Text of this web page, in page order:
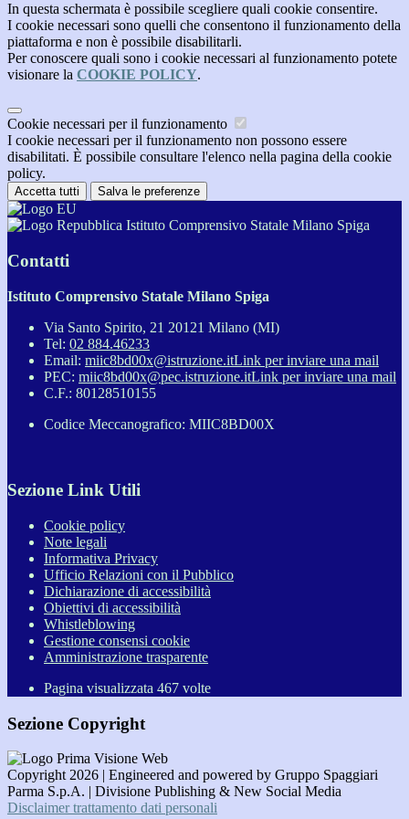
In questa schermata è possibile scegliere quali cookie consentire.
I cookie necessari sono quelli che consentono il funzionamento della
piattaforma e non è possibile disabilitarli.
Per conoscere quali sono i cookie necessari al funzionamento potete
visionare la COOKIE POLICY.
Cookie necessari per il funzionamento
I cookie necessari per il funzionamento non possono essere
disabilitati. È possibile consultare l'elenco nella pagina della cookie
policy.
Accetta tutti Salva le preferenze
Istituto Comprensivo Statale Milano Spiga
Contatti
Istituto Comprensivo Statale Milano Spiga
Via Santo Spirito, 21 20121 Milano (MI)
Tel: 02 884.46233
Email: miic8bd00x@istruzione.itLink per inviare una mail
PEC: miic8bd00x@pec.istruzione.itLink per inviare una mail
C.F.: 80128510155
Codice Meccanografico: MIIC8BD00X
Sezione Link Utili
Cookie policy
Note legali
Informativa Privacy
Ufficio Relazioni con il Pubblico
Dichiarazione di accessibilità
Obiettivi di accessibilità
Whistleblowing
Gestione consensi cookie
Amministrazione trasparente
Pagina visualizzata 467 volte
Sezione Copyright
Copyright 2026 | Engineered and powered by Gruppo Spaggiari
Parma S.p.A. | Divisione Publishing & New Social Media
Disclaimer trattamento dati personali